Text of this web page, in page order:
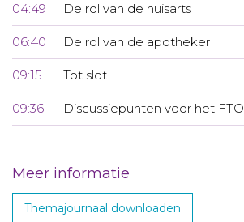
04:49 De rol van de huisarts
06:40 De rol van de apotheker
09:15 Tot slot
09:36 Discussiepunten voor het FTO
Meer informatie
Themajournaal downloaden